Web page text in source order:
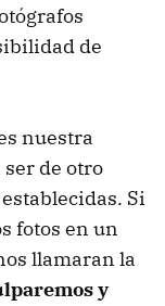
de
nuestra
de otro
Si
fotos en un
llamaran la
y